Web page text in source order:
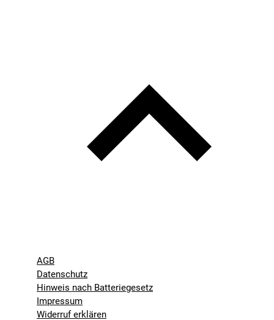
AGB
Datenschutz
Hinweis nach Batteriegesetz
Impressum
Widerruf erklären